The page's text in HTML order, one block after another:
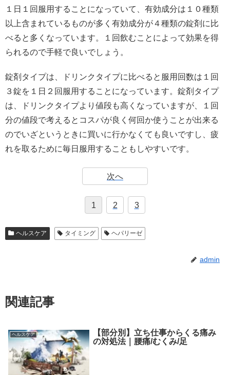
１日１回服用することになっていて、有効成分は１０種類
以上含まれているものが多く有効成分が４種類の錠剤に比
べると多くなっています。１回飲むことによって効果を得
られるので手軽で良いでしょう。
錠剤タイプは、ドリンクタイプに比べると服用回数は１回
３錠を１日２回服用することになっています。錠剤タイプ
は、ドリンクタイプより値段も高くなっていますが、１回
分の値段で考えるとコスパが良く何回か使うことが出来る
のでいざというときに買いに行かなくても良いですし、疲
れを取るために毎日服用することもしやすいです。
次へ
1 2 3
ヘルスケア タイミング ヘパリーゼ
admin
関連記事
ヘルスケア
【部分別】立ち仕事からくる痛み
の対処法｜腰痛/むくみ/足